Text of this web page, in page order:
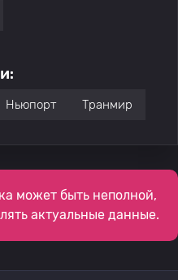
Ньюпорт Транмир
может быть неполной,
актуальные данные.